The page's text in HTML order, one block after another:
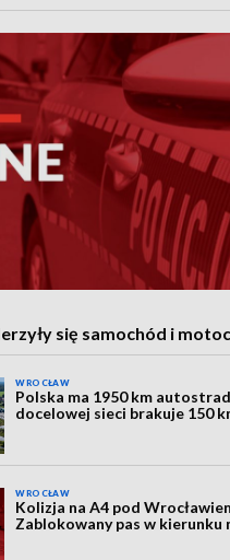
się samochód i
WROCŁAW
Polska ma 1950 km
docelowej sieci brakuje 150
WROCŁAW
Kolizja na A4 pod
Zablokowany pas w kierunku